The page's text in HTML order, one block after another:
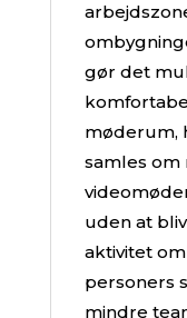
gør det
møderum,
samles om
uden at
aktivitet
personers
mindre